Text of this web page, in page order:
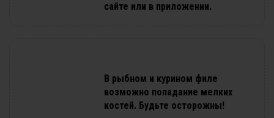
сайте или в приложении.
В рыбном и курином филе
возможно попадание мелких
костей. Будьте осторожны!